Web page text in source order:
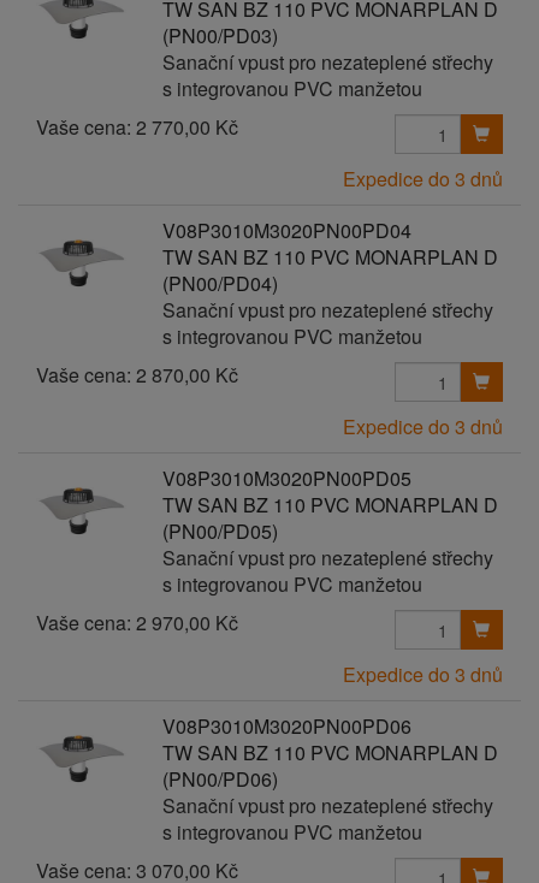
TW SAN BZ 110 PVC MONARPLAN D
(PN00/PD03)
Sanační vpust pro nezateplené střechy
s integrovanou PVC manžetou
Vaše cena: 2 770,00 Kč
Expedice do 3 dnů
V08P3010M3020PN00PD04
TW SAN BZ 110 PVC MONARPLAN D
(PN00/PD04)
Sanační vpust pro nezateplené střechy
s integrovanou PVC manžetou
Vaše cena: 2 870,00 Kč
Expedice do 3 dnů
V08P3010M3020PN00PD05
TW SAN BZ 110 PVC MONARPLAN D
(PN00/PD05)
Sanační vpust pro nezateplené střechy
s integrovanou PVC manžetou
Vaše cena: 2 970,00 Kč
Expedice do 3 dnů
V08P3010M3020PN00PD06
TW SAN BZ 110 PVC MONARPLAN D
(PN00/PD06)
Sanační vpust pro nezateplené střechy
s integrovanou PVC manžetou
Vaše cena: 3 070,00 Kč